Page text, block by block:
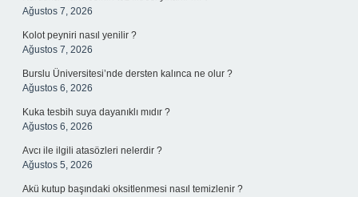
Ağustos 7, 2026
Kolot peyniri nasıl yenilir ?
Ağustos 7, 2026
Burslu Üniversitesi’nde dersten kalınca ne olur ?
Ağustos 6, 2026
Kuka tesbih suya dayanıklı mıdır ?
Ağustos 6, 2026
Avcı ile ilgili atasözleri nelerdir ?
Ağustos 5, 2026
Akü kutup başındaki oksitlenmesi nasıl temizlenir ?